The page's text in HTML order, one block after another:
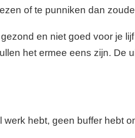
of te punniken dan
en niet goed voor je
het ermee eens zijn. De
hebt, geen buffer hebt